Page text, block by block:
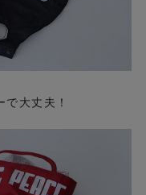
大丈夫！